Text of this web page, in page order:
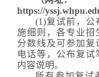
https://
(1)复试前，公
施细则，各专业招
分数线及可参加复
电话等，公布复
内容说明。